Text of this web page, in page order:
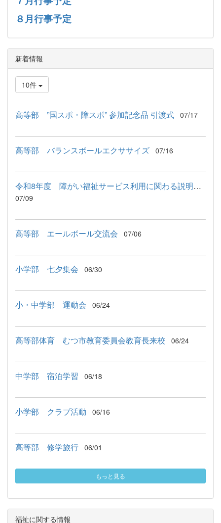
８月行事予定
新着情報
10件
高等部 ”国スポ・障スポ” 参加記念品 引渡式 07/17
高等部 バランスボールエクササイズ 07/16
令和8年度 障がい福祉サービス利用に関わる説明会が行われました
07/09
高等部 エールボール交流会 07/06
小学部 七夕集会 06/30
小・中学部 運動会 06/24
高等部体育 むつ市教育委員会教育長来校 06/24
中学部 宿泊学習 06/18
小学部 クラブ活動 06/16
高等部 修学旅行 06/01
もっと見る
福祉に関する情報